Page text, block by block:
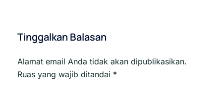
Tinggalkan Balasan
Alamat email Anda tidak akan dipublikasikan.
Ruas yang wajib ditandai *